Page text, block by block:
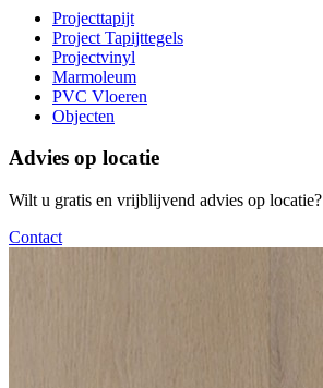
Projecttapijt
Project Tapijttegels
Projectvinyl
Marmoleum
PVC Vloeren
Objecten
Advies op locatie
Wilt u gratis en vrijblijvend advies op locatie?
Contact